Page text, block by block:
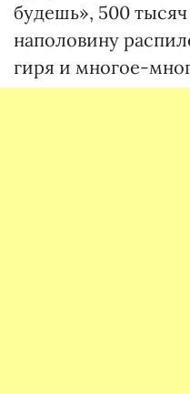
будешь», 500
наполовину
гиря и многое-